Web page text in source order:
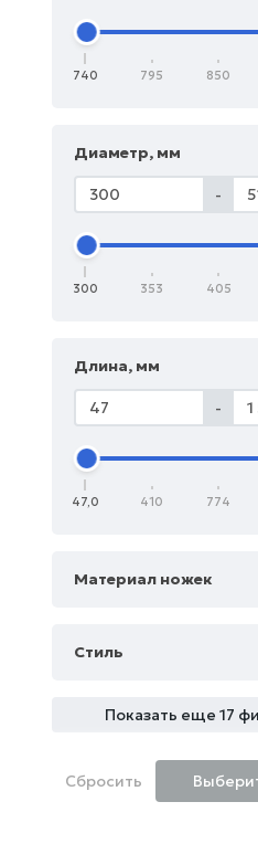
740 795 850
Диаметр, мм
-
300 353 405
Длина, мм
-
47,0 410 774
Материал ножек
Стиль
Показать еще 17
Сбросить